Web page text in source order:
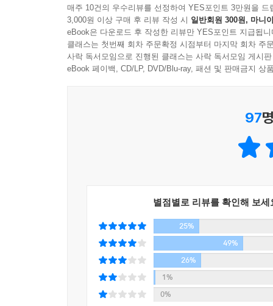
--- p.259
「설득은 이해에서 비롯되지. 우리는 상대가 누
것들은 모두…….」 예이츠는 손을 휘휘 저었다. 「
아카데미의 비상근 강사. 과거 문제아였던 울프를
자신이 한 최악의 행동은 [울프를 현재의 존재가
옮긴이의 한마디
올해의 페이지 터너이자 …… 영리한 스릴러.
- [시카고 트리뷴]
매주 10건의 우수리뷰를 선정하여 YES포인트 3만원을 드
3,000원 이상 구매 후 리뷰 작성 시 일반회원 300원, 마니
eBook은 다운로드 후 작성한 리뷰만 YES포인트 지급됩니
클래스는 첫번째 회차 주문확정 시점부터 마지막 회차 주
사락 독서모임으로 진행된 클래스는 사락 독서모임 게시
eBook 페이백, CD/LP, DVD/Blu-ray, 패션 및 판매금지 상
97
별점별로 리뷰를 확인해 보세
25%
49%
26%
1%
0%